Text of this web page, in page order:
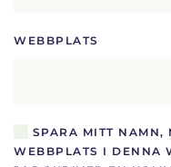
WEBBPLATS
SPARA MITT NAMN,
WEBBPLATS I DENNA